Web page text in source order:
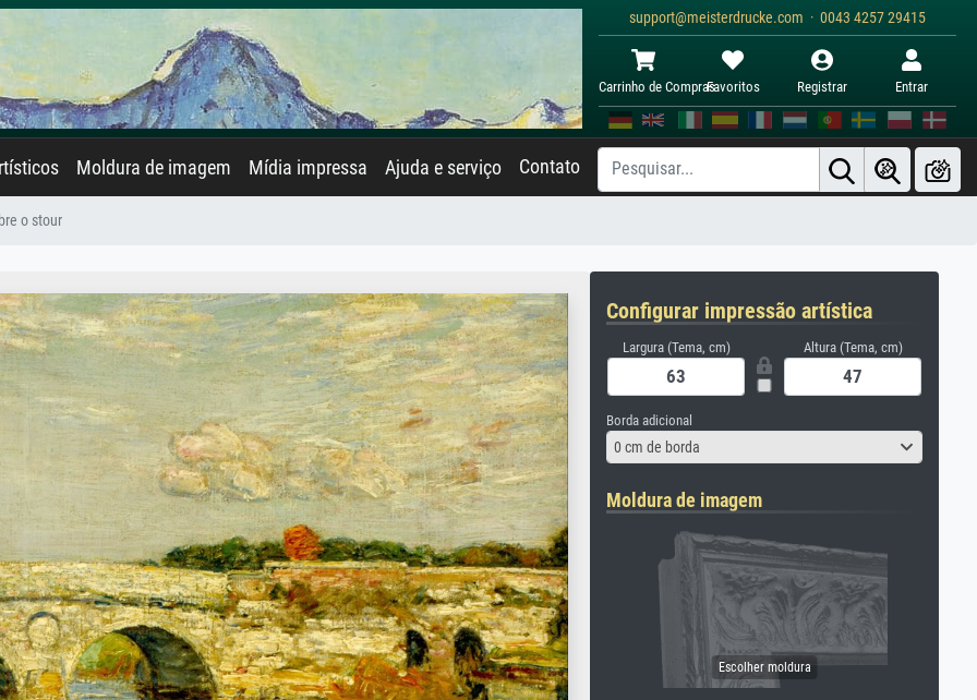
support@meisterdrucke.com · 0043 4257 29415
Carrinho de ComprasFavoritos Registrar Entrar
Moldura de imagem Mídia impressa Ajuda e serviço Contato
o stour
Configurar impressão artística
Largura (Tema, cm) Altura (Tema, cm)
Borda adicional
0 cm de borda
Moldura de imagem